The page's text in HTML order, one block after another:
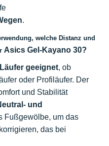
.
, welche Distanz und
Asics Gel-Kayano 30?
geeignet, ob
oder Profiläufer. Der
und Stabilität
und
Fußgewölbe, um das
das bei